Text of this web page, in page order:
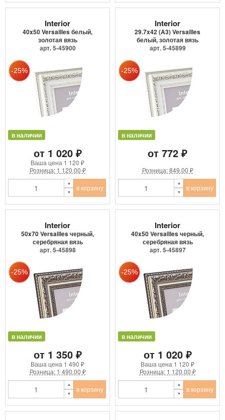
Interior
40x50 Versailles белый,
золотая вязь
арт. 5-45900
в наличии
от 1 020 ₽
Ваша цена 1 120 ₽
Розница: 1 120.00 ₽
в корзину
Interior
29.7x42 (A3) Versailles
белый, золотая вязь
арт. 5-45899
в наличии
от 772 ₽
Розница: 849.00 ₽
в корзину
Interior
50x70 Versailles черный,
серебряная вязь
арт. 5-45898
в наличии
от 1 350 ₽
Ваша цена 1 490 ₽
Розница: 1 490.00 ₽
в корзину
Interior
40x50 Versailles черный,
серебряная вязь
арт. 5-45897
в наличии
от 1 020 ₽
Ваша цена 1 120 ₽
Розница: 1 120.00 ₽
в корзину